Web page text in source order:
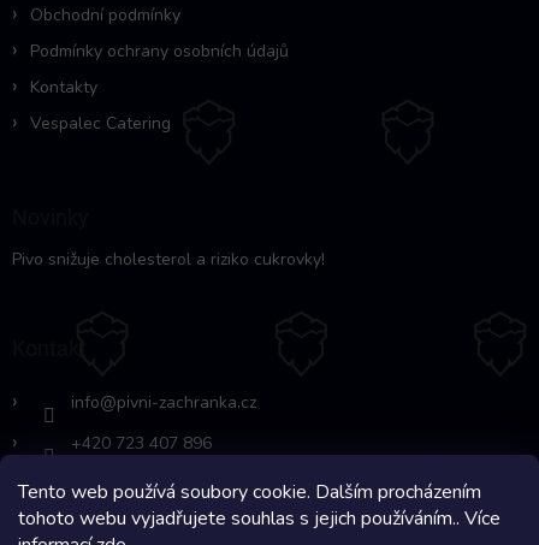
Tento web používá soubory cookie. Dalším procházením
tohoto webu vyjadřujete souhlas s jejich používáním.. Více
Obchodní podmínky
Podmínky ochrany osobních údajů
Kontakty
Vespalec Catering
Pivo snižuje cholesterol a riziko cukrovky!
info@pivni-zachranka.cz
+420 723 407 896
https://www.facebook.com/www.fb.co
m/pivnipohotovost